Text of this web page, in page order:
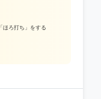
ほろ打ち」をする